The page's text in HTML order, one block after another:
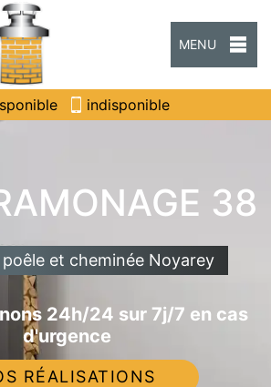
MENU
indisponible
38
et cheminée Noyarey
24h/24 sur 7j/7 en cas
d'urgence
RÉALISATIONS